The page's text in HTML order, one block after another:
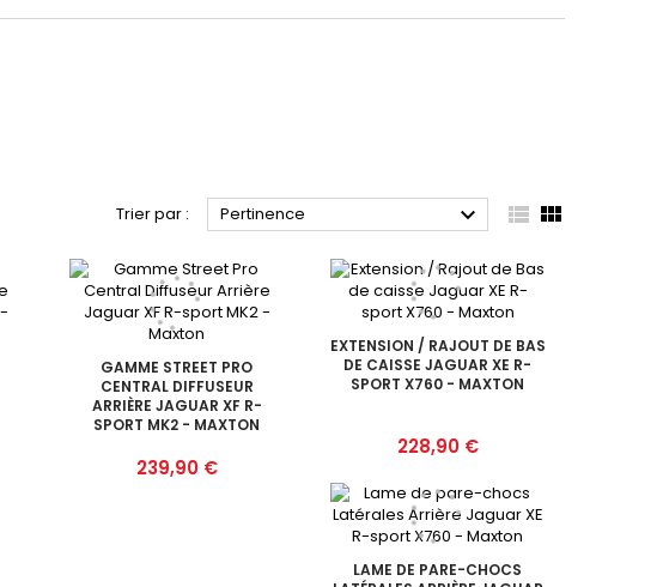
Trier par : Pertinence   
GAMME STREET PRO
CENTRAL DIFFUSEUR
ARRIÈRE JAGUAR XF R-
SPORT MK2 - MAXTON
Prix
239,90 €
EXTENSION / RAJOUT DE BAS
DE CAISSE JAGUAR XE R-
SPORT X760 - MAXTON
Prix
228,90 €
LAME DE PARE-CHOCS